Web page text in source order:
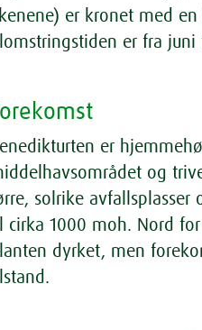
er kronet med
er fra juni
er
og
solrike avfallsplasser
cirka 1000 moh. Nord
dyrket, men